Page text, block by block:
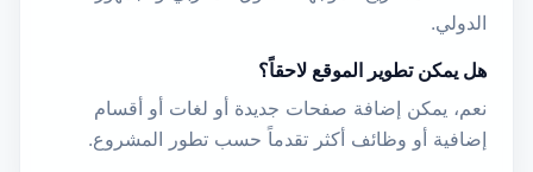
الدولي.
هل يمكن تطوير الموقع لاحقاً؟
نعم، يمكن إضافة صفحات جديدة أو لغات أو أقسام
إضافية أو وظائف أكثر تقدماً حسب تطور المشروع.